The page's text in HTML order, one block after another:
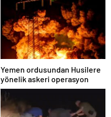
Yemen ordusundan Husilere
yönelik askeri operasyon